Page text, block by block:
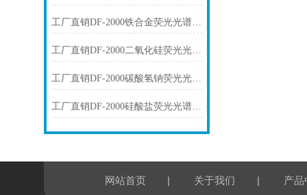
工厂直销DF-2000铁合金荧光光谱仪技术参数
工厂直销DF-2000二氧化硅荧光光谱仪技术参数
工厂直销DF-2000碳酸氢钠荧光光谱仪技术参数
工厂直销DF-2000硅酸盐荧光光谱仪技术参数
网站首页 | 关于我们 | 产品